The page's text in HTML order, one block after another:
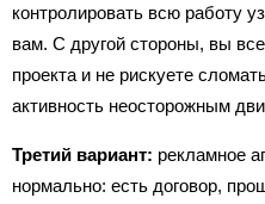
контролировать всю работу
вам. С другой стороны, вы
проекта и не рискуете
активность неосторожным
Третий вариант: рекламное
нормально: есть договор,